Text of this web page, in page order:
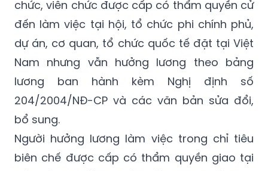
áp dụng.
Thông tư còn áp dụng đối với cán bộ, công
chức, viên chức được cấp có thẩm quyền cử
đến làm việc tại hội, tổ chức phi chính phủ,
dự án, cơ quan, tổ chức quốc tế đặt tại Việt
Nam nhưng vẫn hưởng lương theo bảng
lương ban hành kèm Nghị định số
204/2004/NĐ-CP và các văn bản sửa đổi,
bổ sung.